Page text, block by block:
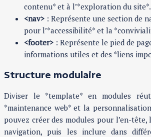
contenu* et à l’*exploration du site*.
<nav> : Représente une section de
pour l’*accessibilité* et la
<footer> : Représente le pied de
informations utiles et des *liens
Structure modulaire
Diviser le *template* en modules
*maintenance web* et la
pouvez créer des modules pour l’en-tête,
navigation, puis les inclure dans